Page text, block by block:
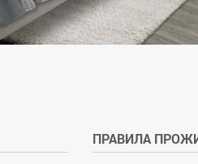
ПРАВИЛА